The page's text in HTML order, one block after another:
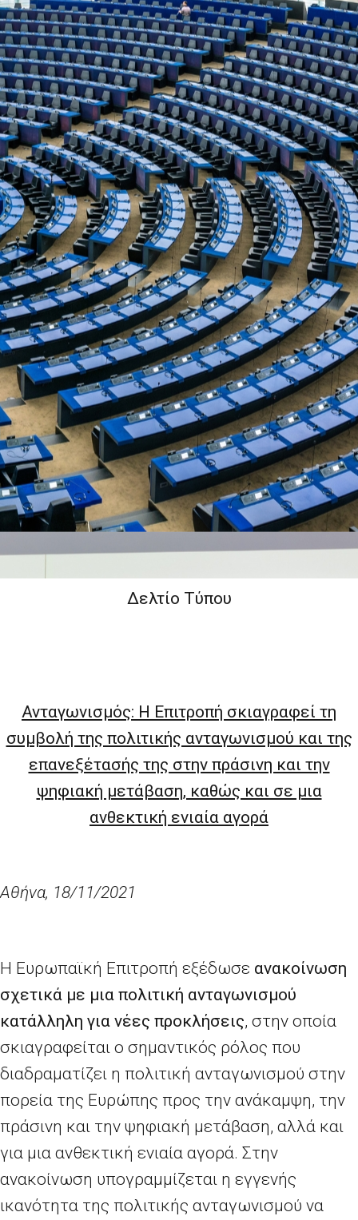
Δελτίο Τύπου
Ανταγωνισμός: Η Επιτροπή σκιαγραφεί τη
συμβολή της πολιτικής ανταγωνισμού και της
επανεξέτασής της στην πράσινη και την
ψηφιακή μετάβαση, καθώς και σε μια
ανθεκτική ενιαία αγορά
Αθήνα, 18/11/2021
Η Ευρωπαϊκή Επιτροπή εξέδωσε ανακοίνωση
σχετικά με μια πολιτική ανταγωνισμού
κατάλληλη για νέες προκλήσεις, στην οποία
σκιαγραφείται ο σημαντικός ρόλος που
διαδραματίζει η πολιτική ανταγωνισμού στην
πορεία της Ευρώπης προς την ανάκαμψη, την
πράσινη και την ψηφιακή μετάβαση, αλλά και
για μια ανθεκτική ενιαία αγορά. Στην
ανακοίνωση υπογραμμίζεται η εγγενής
ικανότητα της πολιτικής ανταγωνισμού να